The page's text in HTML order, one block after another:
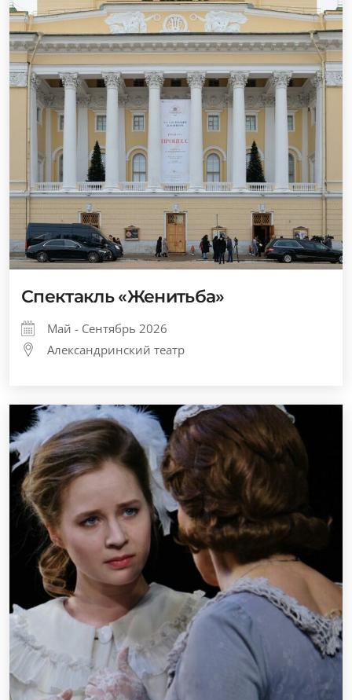
Спектакль «Женитьба»
Май - Сентябрь 2026
Александринский театр